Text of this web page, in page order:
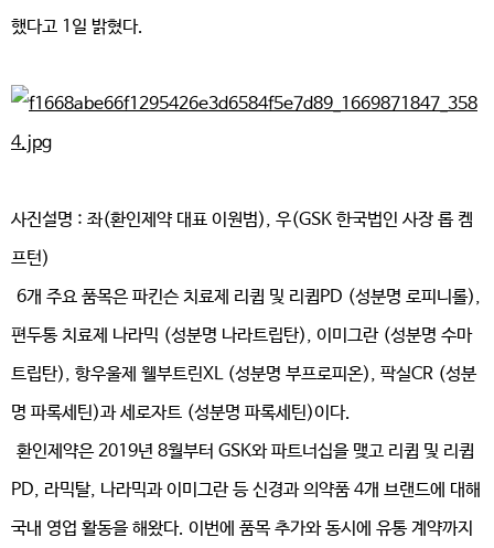
했다고 1일 밝혔다.
사진설명 : 좌(환인제약 대표 이원범), 우(GSK 한국법인 사장 롭 켐
프턴)
6개 주요 품목은 파킨슨 치료제 리큅 및 리큅PD (성분명 로피니롤),
편두통 치료제 나라믹 (성분명 나라트립탄), 이미그란 (성분명 수마
트립탄), 항우울제 웰부트린XL (성분명 부프로피온), 팍실CR (성분
명 파록세틴)과 세로자트 (성분명 파록세틴)이다.
환인제약은 2019년 8월부터 GSK와 파트너십을 맺고 리큅 및 리큅
PD, 라믹탈, 나라믹과 이미그란 등 신경과 의약품 4개 브랜드에 대해
국내 영업 활동을 해왔다. 이번에 품목 추가와 동시에 유통 계약까지